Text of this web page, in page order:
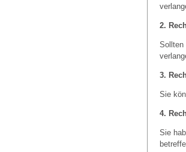
2.
Sollten
3.
Sie
4.
Sie